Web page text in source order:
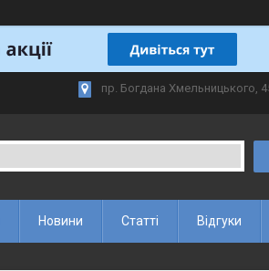
пр. Богдана Хмельницького,
Новини Статті Відгуки